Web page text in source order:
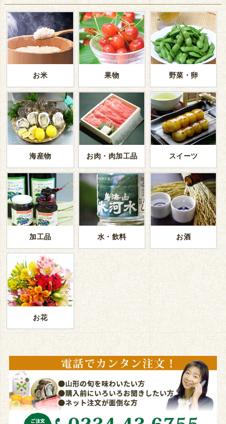
お米 果物 野菜・卵
海産物 お肉・肉加工品 スイーツ
加工品 水・飲料 お酒
お花